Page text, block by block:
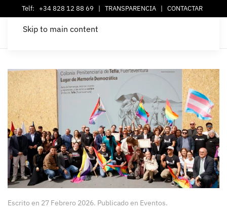
Telf: +34 828 12 88 69 | TRANSPARENCIA | CONTACTAR
Skip to main content
Escrito en 27 Febrero 2026. Publicado en Eventos.